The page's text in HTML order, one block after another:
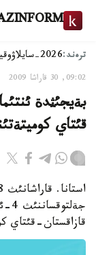
ترەند:2026-سايلاۋ
09:02, 30 قاراشا 2009
بةيجئثدة
قئتاي
قازاقستان-قئتاي